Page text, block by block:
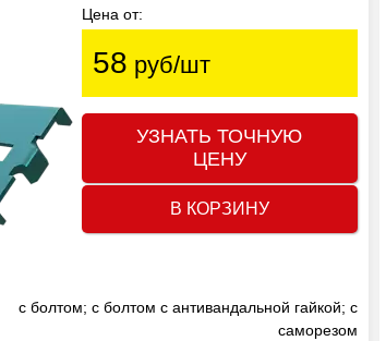
Цена от:
58 руб/шт
УЗНАТЬ ТОЧНУЮ
ЦЕНУ
В КОРЗИНУ
с болтом; с болтом с антивандальной гайкой; с
саморезом